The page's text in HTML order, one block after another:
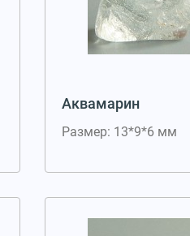
Аквамарин
Размер: 13*9*6 мм